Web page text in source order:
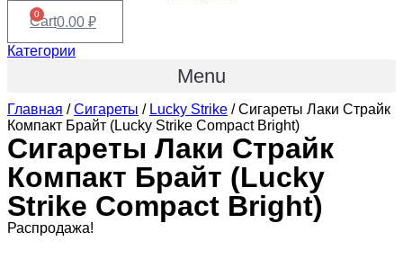
0.00 ₽
0
Cart
Категории
Menu
Главная /Сигареты / Lucky Strike / Сигареты Лаки Страйк
Компакт Брайт (Lucky Strike Compact Bright)
Сигареты Лаки Страйк
Компакт Брайт (Lucky
Strike Compact Bright)
Распродажа!